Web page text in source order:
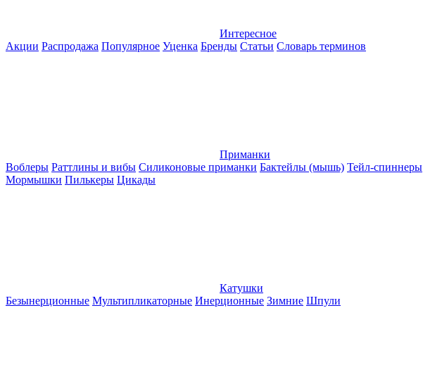
Интересное
Акции Распродажа Популярное Уценка Бренды Статьи Словарь терминов
Приманки
Воблеры Раттлины и вибы Силиконовые приманки Бактейлы (мышь) Тейл-спиннеры
Мормышки Пилькеры Цикады
Катушки
Безынерционные Мультипликаторные Инерционные Зимние Шпули